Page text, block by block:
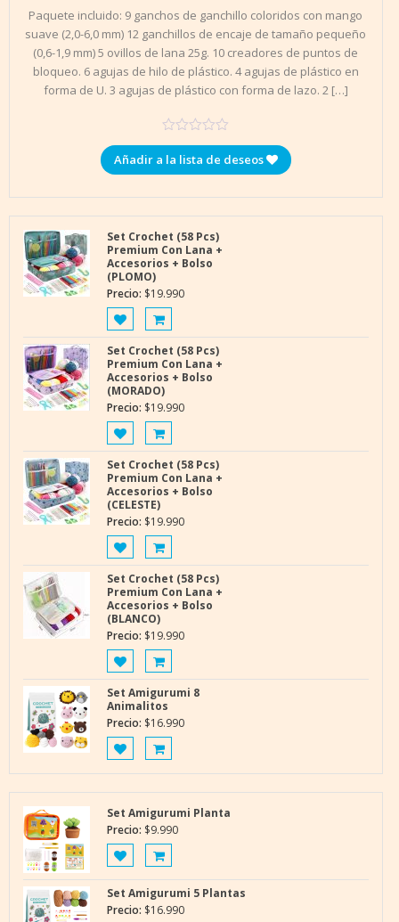
Paquete incluido: 9 ganchos de ganchillo coloridos con mango
suave (2,0-6,0 mm) 12 ganchillos de encaje de tamaño pequeño
(0,6-1,9 mm) 5 ovillos de lana 25g. 10 creadores de puntos de
bloqueo. 6 agujas de hilo de plástico. 4 agujas de plástico en
forma de U. 3 agujas de plástico con forma de lazo. 2 […]
Añadir a la lista de deseos
Set Crochet (58 Pcs)
Premium Con Lana +
Accesorios + Bolso
(PLOMO)
Precio: $19.990
Set Crochet (58 Pcs)
Premium Con Lana +
Accesorios + Bolso
(MORADO)
Precio: $19.990
Set Crochet (58 Pcs)
Premium Con Lana +
Accesorios + Bolso
(CELESTE)
Precio: $19.990
Set Crochet (58 Pcs)
Premium Con Lana +
Accesorios + Bolso
(BLANCO)
Precio: $19.990
Set Amigurumi 8
Animalitos
Precio: $16.990
Set Amigurumi Planta
Precio: $9.990
Set Amigurumi 5 Plantas
Precio: $16.990